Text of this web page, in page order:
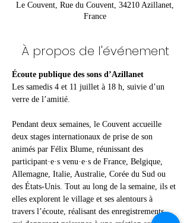
Le Couvent, Rue du Couvent, 34210 Azillanet,
France
À propos de l'événement
Écoute publique des sons d’Azillanet
Les samedis 4 et 11 juillet à 18 h, suivie d’un
verre de l’amitié.
Pendant deux semaines, le Couvent accueille
deux stages internationaux de prise de son
animés par Félix Blume, réunissant des
participant·e·s venu·e·s de France, Belgique,
Allemagne, Italie, Australie, Corée du Sud ou
des États-Unis. Tout au long de la semaine, ils et
elles explorent le village et ses alentours à
travers l’écoute, réalisant des enregistrements